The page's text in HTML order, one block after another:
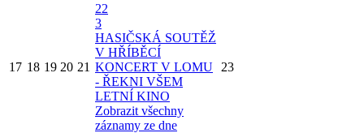
17 18 19 20 21
22
3
HASIČSKÁ SOUTĚŽ
V HŘÍBĚCÍ
KONCERT V LOMU
- ŘEKNI VŠEM
LETNÍ KINO
Zobrazit všechny
záznamy ze dne
23